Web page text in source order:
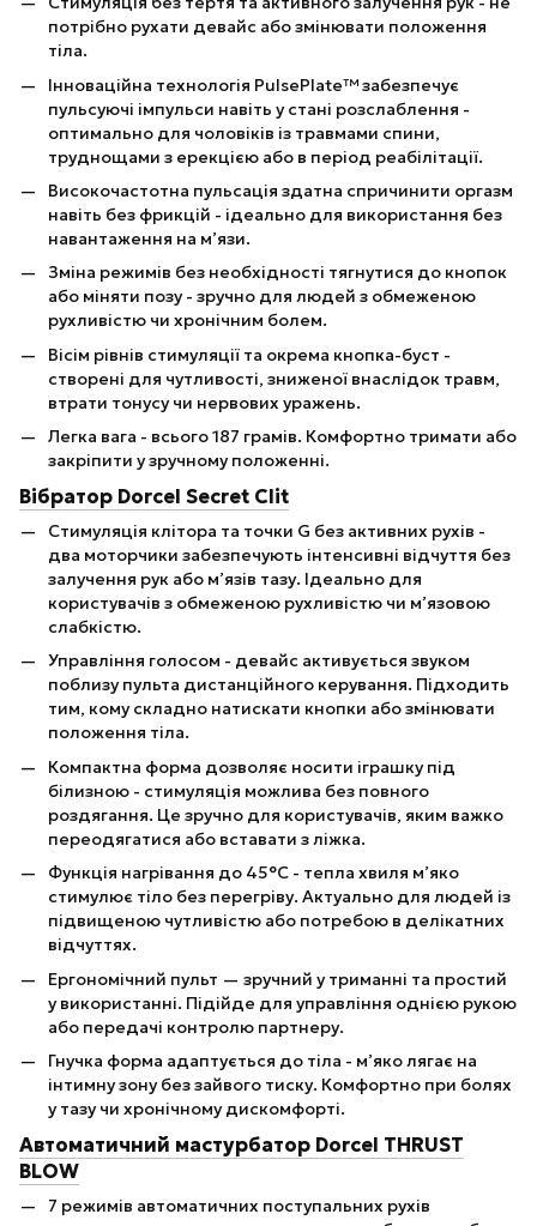
потрібно рухати девайс або змінювати положення
тіла.
Інноваційна технологія PulsePlate™ забезпечує
пульсуючі імпульси навіть у стані розслаблення -
оптимально для чоловіків із травмами спини,
труднощами з ерекцією або в період реабілітації.
Високочастотна пульсація здатна спричинити оргазм
навіть без фрикцій - ідеально для використання без
навантаження на м’язи.
Зміна режимів без необхідності тягнутися до кнопок
або міняти позу - зручно для людей з обмеженою
рухливістю чи хронічним болем.
Вісім рівнів стимуляції та окрема кнопка-буст -
створені для чутливості, зниженої внаслідок травм,
втрати тонусу чи нервових уражень.
Легка вага - всього 187 грамів. Комфортно тримати або
закріпити у зручному положенні.
Вібратор Dorcel Secret Clit
Стимуляція клітора та точки G без активних рухів -
два моторчики забезпечують інтенсивні відчуття без
залучення рук або м’язів тазу. Ідеально для
користувачів з обмеженою рухливістю чи м’язовою
слабкістю.
Управління голосом - девайс активується звуком
поблизу пульта дистанційного керування. Підходить
тим, кому складно натискати кнопки або змінювати
положення тіла.
Компактна форма дозволяє носити іграшку під
білизною - стимуляція можлива без повного
роздягання. Це зручно для користувачів, яким важко
переодягатися або вставати з ліжка.
Функція нагрівання до 45°C - тепла хвиля м’яко
стимулює тіло без перегріву. Актуально для людей із
підвищеною чутливістю або потребою в делікатних
відчуттях.
Ергономічний пульт — зручний у триманні та простий
у використанні. Підійде для управління однією рукою
або передачі контролю партнеру.
Гнучка форма адаптується до тіла - м’яко лягає на
інтимну зону без зайвого тиску. Комфортно при болях
у тазу чи хронічному дискомфорті.
Автоматичний мастурбатор Dorcel THRUST
BLOW
7 режимів автоматичних поступальних рухів